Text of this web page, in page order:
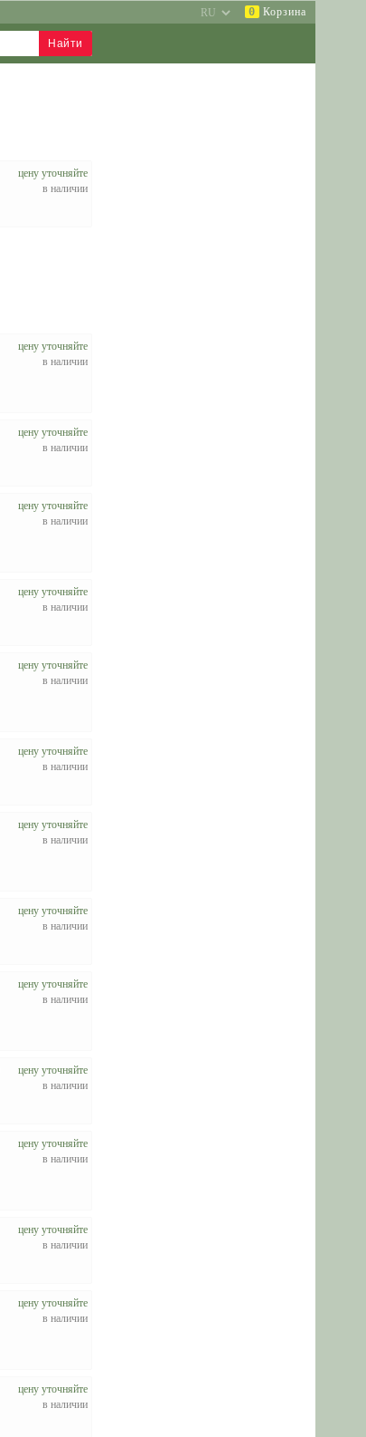
0 Корзина
цену уточняйте
в наличии
цену уточняйте
в наличии
цену уточняйте
в наличии
цену уточняйте
в наличии
цену уточняйте
в наличии
цену уточняйте
в наличии
цену уточняйте
в наличии
цену уточняйте
в наличии
цену уточняйте
в наличии
цену уточняйте
в наличии
цену уточняйте
в наличии
цену уточняйте
в наличии
цену уточняйте
в наличии
цену уточняйте
в наличии
цену уточняйте
в наличии